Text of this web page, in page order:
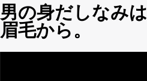
男の身だしなみは
眉毛から。